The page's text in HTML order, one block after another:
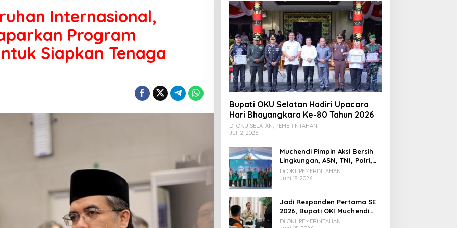
Internasional,
Program
Siapkan Tenaga
Bupati OKU Selatan Hadiri Upacara
Hari Bhayangkara Ke-80 Tahun 2026
Di OKU SELATAN, PEMERINTAHAN
Juli 2, 2026
Muchendi Pimpin Aksi Bersih
Lingkungan, ASN, TNI, Polri,
dan Warga Bergotong
Royong
Di OKI, PEMERINTAHAN
Juni 18, 2026
Jadi Responden Pertama SE
2026, Bupati OKI Muchendi
Ajak Warga Beri Data Benar
Di OKI, PEMERINTAHAN